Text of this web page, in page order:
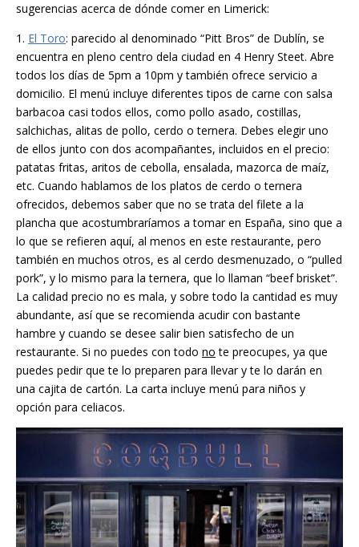
sugerencias acerca de dónde comer en Limerick:
1. El Toro: parecido al denominado “Pitt Bros” de Dublín, se
encuentra en pleno centro dela ciudad en 4 Henry Steet. Abre
todos los días de 5pm a 10pm y también ofrece servicio a
domicilio. El menú incluye diferentes tipos de carne con salsa
barbacoa casi todos ellos, como pollo asado, costillas,
salchichas, alitas de pollo, cerdo o ternera. Debes elegir uno
de ellos junto con dos acompañantes, incluidos en el precio:
patatas fritas, aritos de cebolla, ensalada, mazorca de maíz,
etc. Cuando hablamos de los platos de cerdo o ternera
ofrecidos, debemos saber que no se trata del filete a la
plancha que acostumbraríamos a tomar en España, sino que a
lo que se refieren aquí, al menos en este restaurante, pero
también en muchos otros, es al cerdo desmenuzado, o “pulled
pork”, y lo mismo para la ternera, que lo llaman “beef brisket”.
La calidad precio no es mala, y sobre todo la cantidad es muy
abundante, así que se recomienda acudir con bastante
hambre y cuando se desee salir bien satisfecho de un
restaurante. Si no puedes con todo no te preocupes, ya que
puedes pedir que te lo preparen para llevar y te lo darán en
una cajita de cartón. La carta incluye menú para niños y
opción para celiacos.